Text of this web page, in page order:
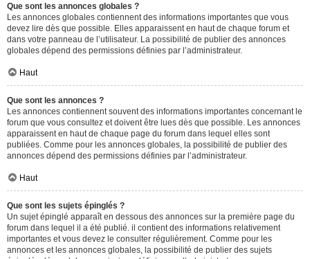
Que sont les annonces globales ?
Les annonces globales contiennent des informations importantes que vous
devez lire dès que possible. Elles apparaissent en haut de chaque forum et
dans votre panneau de l’utilisateur. La possibilité de publier des annonces
globales dépend des permissions définies par l’administrateur.
Haut
Que sont les annonces ?
Les annonces contiennent souvent des informations importantes concernant le
forum que vous consultez et doivent être lues dès que possible. Les annonces
apparaissent en haut de chaque page du forum dans lequel elles sont
publiées. Comme pour les annonces globales, la possibilité de publier des
annonces dépend des permissions définies par l’administrateur.
Haut
Que sont les sujets épinglés ?
Un sujet épinglé apparaît en dessous des annonces sur la première page du
forum dans lequel il a été publié. il contient des informations relativement
importantes et vous devez le consulter régulièrement. Comme pour les
annonces et les annonces globales, la possibilité de publier des sujets